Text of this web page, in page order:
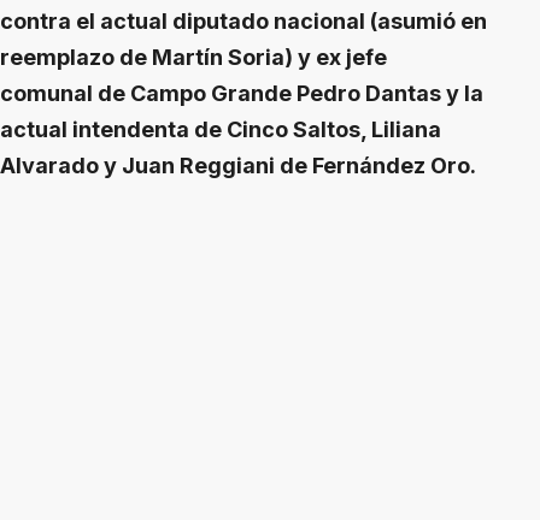
contra el actual diputado nacional (asumió en
reemplazo de Martín Soria) y ex jefe
comunal de Campo Grande Pedro Dantas y la
actual intendenta de Cinco Saltos, Liliana
Alvarado y Juan Reggiani de Fernández Oro.